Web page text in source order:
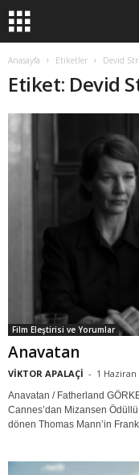
Anasayfa Etiketler Devid
Etiket: Devid
Film Eleştirisi ve Yorumlar
Anavatan
VİKTOR APALAÇİ - 1 Haziran
Anavatan / Fatherland
Cannes’dan Mizansen
dönen Thomas Mann’in